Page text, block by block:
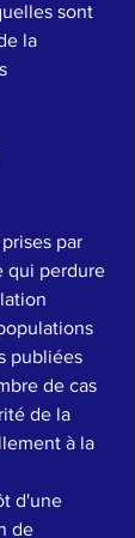
sont
la
par
qui perdure
publiées
de cas
de la
à la
d'une
de